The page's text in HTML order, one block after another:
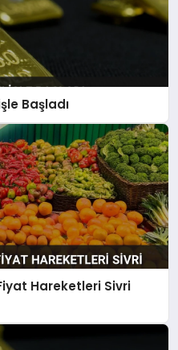
Başladı
Hareketleri Sivri